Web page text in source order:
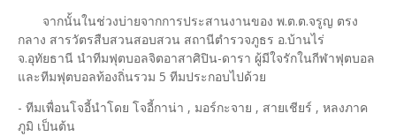
จากนั้นในช่วงบ่ายจากการประสานงานของ พ.ต.ต.จรูญ ตรง
กลาง สารวัตรสืบสวนสอบสวน สถานีตำรวจภูธร อ.บ้านไร่
จ.อุทัยธานี นำทีมฟุตบอลจิตอาสาศิปิน-ดารา ผู้มีใจรักในกีฬาฟุตบอล
และทีมฟุตบอลท้องถิ่นรวม 5 ทีมประกอบไปด้วย
- ทีมเพื่อนโจอี้นำโดย โจอี้กาน่า , มอร์กะจาย , สายเชียร์ , หลงภาค
ภูมิ เป็นต้น